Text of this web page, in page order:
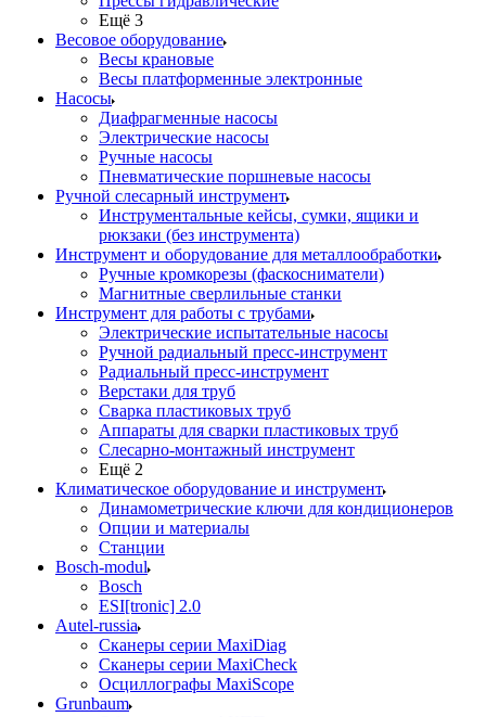
Ещё 3
Весовое оборудование
Весы крановые
Весы платформенные электронные
Насосы
Диафрагменные насосы
Электрические насосы
Ручные насосы
Пневматические поршневые насосы
Ручной слесарный инструмент
Инструментальные кейсы, сумки, ящики и
рюкзаки (без инструмента)
Инструмент и оборудование для металлообработки
Ручные кромкорезы (фаскосниматели)
Магнитные сверлильные станки
Инструмент для работы с трубами
Электрические испытательные насосы
Ручной радиальный пресс-инструмент
Радиальный пресс-инструмент
Верстаки для труб
Сварка пластиковых труб
Аппараты для сварки пластиковых труб
Слесарно-монтажный инструмент
Ещё 2
Климатическое оборудование и инструмент
Динамометрические ключи для кондиционеров
Опции и материалы
Станции
Bosch-modul
Bosch
ESI[tronic] 2.0
Autel-russia
Сканеры серии MaxiDiag
Сканеры серии MaxiCheck
Осциллографы MaxiScope
Grunbaum